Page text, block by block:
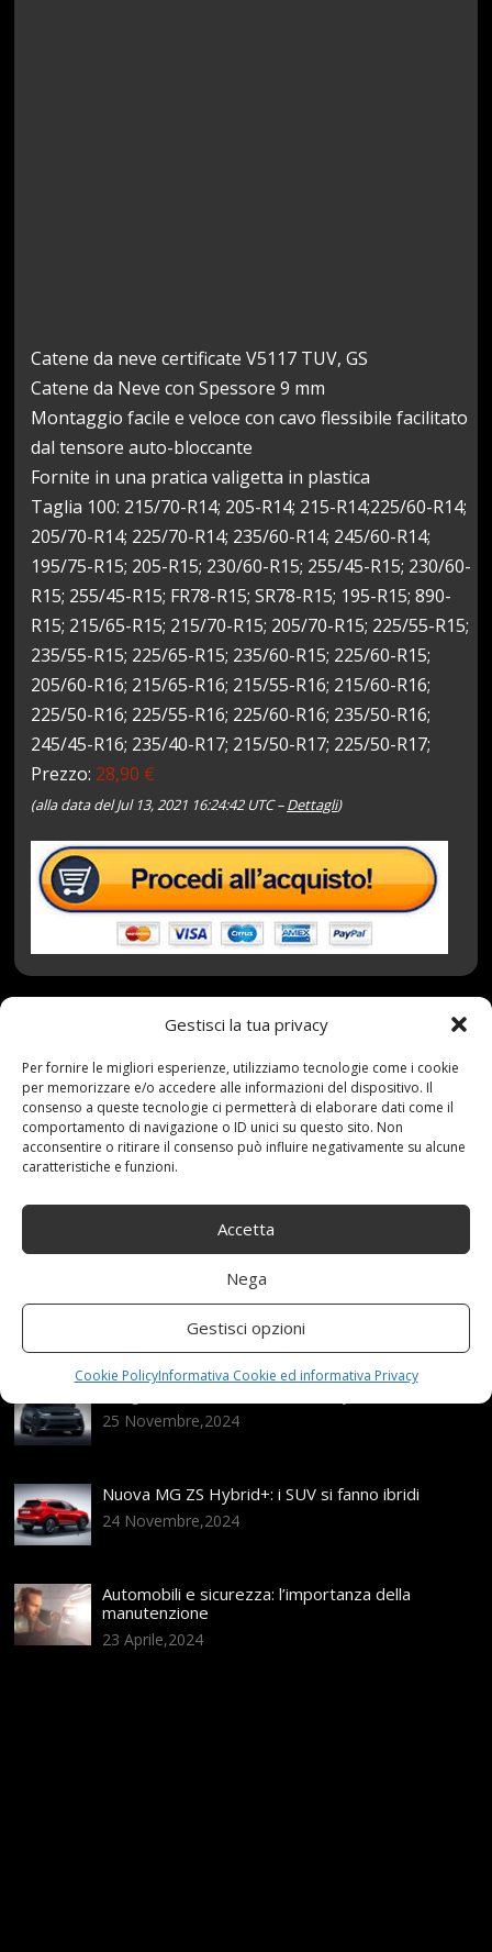
Gestisci la tua privacy
Per fornire le migliori esperienze, utilizziamo tecnologie come i cookie
per memorizzare e/o accedere alle informazioni del dispositivo. Il
consenso a queste tecnologie ci permetterà di elaborare dati come il
comportamento di navigazione o ID unici su questo sito. Non
acconsentire o ritirare il consenso può influire negativamente su alcune
caratteristiche e funzioni.
Accetta
Nega
Gestisci opzioni
Cookie PolicyInformativa Cookie ed informativa Privacy
Catene da neve certificate V5117 TUV, GS
Catene da Neve con Spessore 9 mm
Montaggio facile e veloce con cavo flessibile facilitato
dal tensore auto-bloccante
Fornite in una pratica valigetta in plastica
Taglia 100: 215/70-R14; 205-R14; 215-R14;225/60-R14;
205/70-R14; 225/70-R14; 235/60-R14; 245/60-R14;
195/75-R15; 205-R15; 230/60-R15; 255/45-R15; 230/60-
R15; 255/45-R15; FR78-R15; SR78-R15; 195-R15; 890-
R15; 215/65-R15; 215/70-R15; 205/70-R15; 225/55-R15;
235/55-R15; 225/65-R15; 235/60-R15; 225/60-R15;
205/60-R16; 215/65-R16; 215/55-R16; 215/60-R16;
225/50-R16; 225/55-R16; 225/60-R16; 235/50-R16;
245/45-R16; 235/40-R17; 215/50-R17; 225/50-R17;
Prezzo: 28,90 €
(alla data del Jul 13, 2021 16:24:42 UTC –Dettagli)
redazione
Acciaio,Antiscivolo,Catene,Certificate,
EmmeshopOnline,Facile,forma,ingombro,interno
legge,Montare,Neve,norma,Omologate,
PNEUMATICI ,ROMBO,Sui ,Taglia,V5117
Categories: Shop
Articoli recenti
Assicurazione auto e sostituzione lunotto: le cose
21 Aprile,2026
25 Novembre,2024
Nuova MG ZS Hybrid+: i SUV si fanno ibridi
24 Novembre,2024
Automobili e sicurezza: l’importanza della
manutenzione
23 Aprile,2024